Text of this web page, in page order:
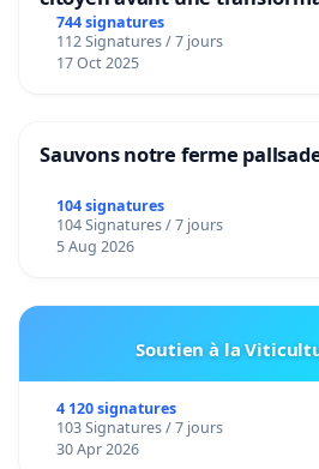
de notre territoire »
744 signatures
112 Signatures / 7 jours
17 Oct 2025
Sauvons notre ferme
104 signatures
104 Signatures / 7 jours
5 Aug 2026
Soutien à la
4 120 signatures
103 Signatures / 7 jours
30 Apr 2026